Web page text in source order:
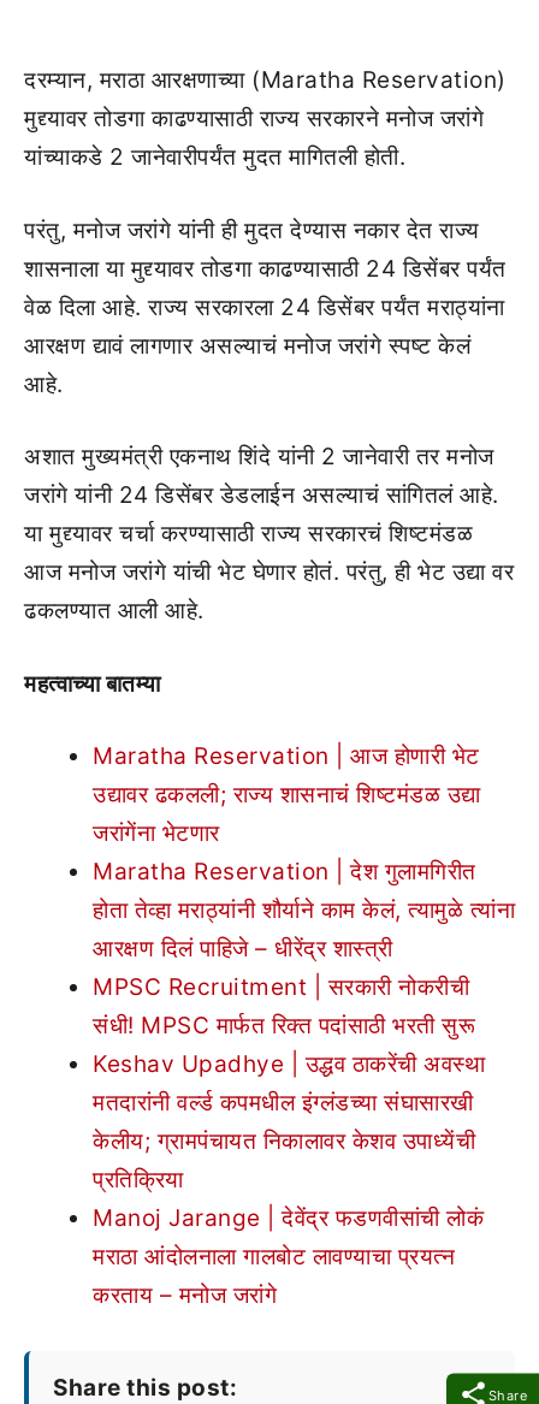
Share
दरम्यान, मराठा आरक्षणाच्या (Maratha Reservation)
मुद्द्यावर तोडगा काढण्यासाठी राज्य सरकारने मनोज जरांगे
यांच्याकडे 2 जानेवारीपर्यंत मुदत मागितली होती.
परंतु, मनोज जरांगे यांनी ही मुदत देण्यास नकार देत राज्य
शासनाला या मुद्द्यावर तोडगा काढण्यासाठी 24 डिसेंबर पर्यंत
वेळ दिला आहे. राज्य सरकारला 24 डिसेंबर पर्यंत मराठ्यांना
आरक्षण द्यावं लागणार असल्याचं मनोज जरांगे स्पष्ट केलं
आहे.
अशात मुख्यमंत्री एकनाथ शिंदे यांनी 2 जानेवारी तर मनोज
जरांगे यांनी 24 डिसेंबर डेडलाईन असल्याचं सांगितलं आहे.
या मुद्द्यावर चर्चा करण्यासाठी राज्य सरकारचं शिष्टमंडळ
आज मनोज जरांगे यांची भेट घेणार होतं. परंतु, ही भेट उद्या वर
ढकलण्यात आली आहे.
महत्वाच्या बातम्या
Maratha Reservation | आज होणारी भेट
उद्यावर ढकलली; राज्य शासनाचं शिष्टमंडळ उद्या
जरांगेंना भेटणार
Maratha Reservation | देश गुलामगिरीत
होता तेव्हा मराठ्यांनी शौर्याने काम केलं, त्यामुळे त्यांना
आरक्षण दिलं पाहिजे – धीरेंद्र शास्त्री
MPSC Recruitment | सरकारी नोकरीची
संधी! MPSC मार्फत रिक्त पदांसाठी भरती सुरू
Keshav Upadhye | उद्धव ठाकरेंची अवस्था
मतदारांनी वर्ल्ड कपमधील इंग्लंडच्या संघासारखी
केलीय; ग्रामपंचायत निकालावर केशव उपाध्येंची
प्रतिक्रिया
Manoj Jarange | देवेंद्र फडणवीसांची लोकं
मराठा आंदोलनाला गालबोट लावण्याचा प्रयत्न
करताय – मनोज जरांगे
Share this post: